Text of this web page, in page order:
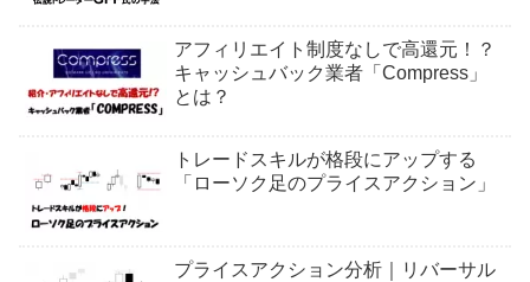
アフィリエイト制度なしで高還元！？
キャッシュバック業者「Compress」
とは？
トレードスキルが格段にアップする
「ローソク足のプライスアクション」
プライスアクション分析｜リバーサル